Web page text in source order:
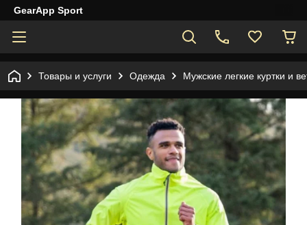
GearApp Sport
Товары и услуги Одежда Мужские легкие куртки и